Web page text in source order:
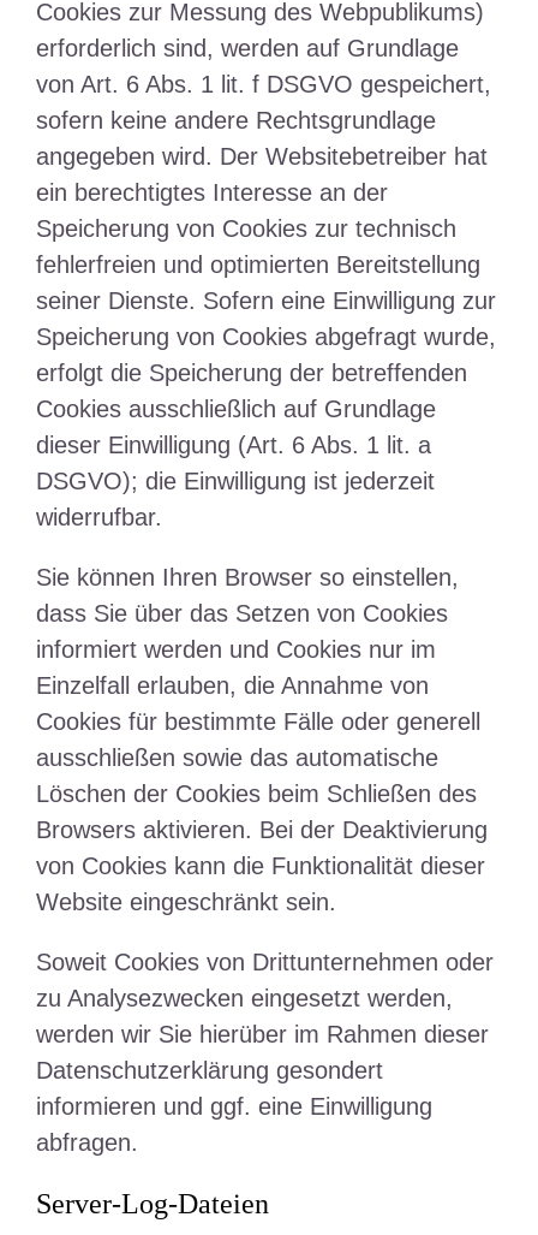
Cookies zur Messung des Webpublikums)
erforderlich sind, werden auf Grundlage
von Art. 6 Abs. 1 lit. f DSGVO gespeichert,
sofern keine andere Rechtsgrundlage
angegeben wird. Der Websitebetreiber hat
ein berechtigtes Interesse an der
Speicherung von Cookies zur technisch
fehlerfreien und optimierten Bereitstellung
seiner Dienste. Sofern eine Einwilligung zur
Speicherung von Cookies abgefragt wurde,
erfolgt die Speicherung der betreffenden
Cookies ausschließlich auf Grundlage
dieser Einwilligung (Art. 6 Abs. 1 lit. a
DSGVO); die Einwilligung ist jederzeit
widerrufbar.
Sie können Ihren Browser so einstellen,
dass Sie über das Setzen von Cookies
informiert werden und Cookies nur im
Einzelfall erlauben, die Annahme von
Cookies für bestimmte Fälle oder generell
ausschließen sowie das automatische
Löschen der Cookies beim Schließen des
Browsers aktivieren. Bei der Deaktivierung
von Cookies kann die Funktionalität dieser
Website eingeschränkt sein.
Soweit Cookies von Drittunternehmen oder
zu Analysezwecken eingesetzt werden,
werden wir Sie hierüber im Rahmen dieser
Datenschutzerklärung gesondert
informieren und ggf. eine Einwilligung
abfragen.
Server-Log-Dateien